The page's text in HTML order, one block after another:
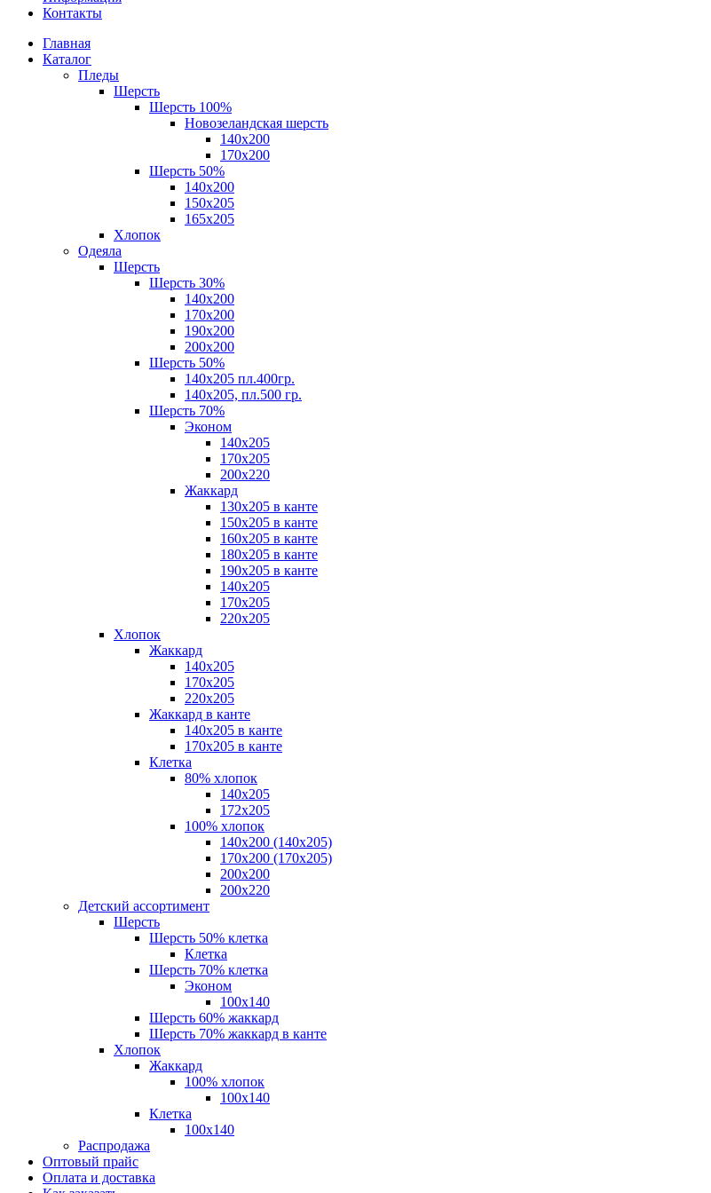
Контакты
Главная
Каталог
Пледы
Шерсть
Шерсть 100%
Новозеландская шерсть
140х200
170x200
Шерсть 50%
140x200
150х205
165х205
Хлопок
Одеяла
Шерсть
Шерсть 30%
140х200
170х200
190х200
200х200
Шерсть 50%
140х205 пл.400гр.
140х205, пл.500 гр.
Шерсть 70%
Эконом
140х205
170х205
200х220
Жаккард
130х205 в канте
150х205 в канте
160х205 в канте
180х205 в канте
190х205 в канте
140х205
170х205
220х205
Хлопок
Жаккард
140x205
170х205
220х205
Жаккард в канте
140х205 в канте
170х205 в канте
Клетка
80% хлопок
140x205
172х205
100% хлопок
140x200 (140х205)
170x200 (170х205)
200х200
200х220
Детский ассортимент
Шерсть
Шерсть 50% клетка
Клетка
Шерсть 70% клетка
Эконом
100x140
Шерсть 60% жаккард
Шерсть 70% жаккард в канте
Хлопок
Жаккард
100% хлопок
100x140
Клетка
100х140
Распродажа
Оптовый прайс
Оплата и доставка